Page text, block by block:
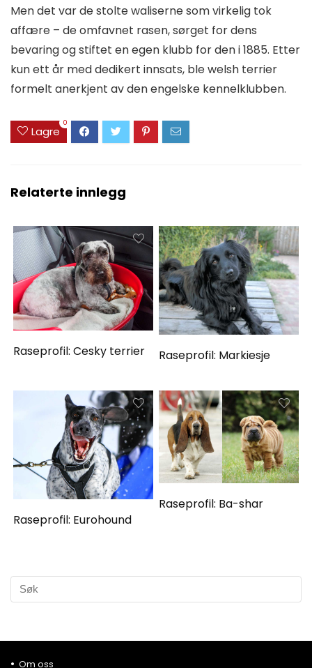
Men det var de stolte waliserne som virkelig tok
affære – de omfavnet rasen, sørget for dens
bevaring og stiftet en egen klubb for den i 1885. Etter
kun ett år med dedikert innsats, ble welsh terrier
formelt anerkjent av den engelske kennelklubben.
Lagre
0
Relaterte innlegg
Raseprofil: Cesky terrier Raseprofil: Markiesje
Raseprofil: Eurohound
Raseprofil: Ba-shar
Om oss